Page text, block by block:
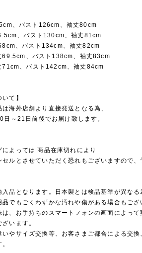
、バスト126cm、袖丈80cm
、バスト130cm、袖丈81cm
、バスト134cm、袖丈82cm
69.5cm、バスト138cm、袖丈83cm
71cm、バスト142cm、袖丈84cm
て】
海外店舗より直接発送となる為、
日～21日前後でお届け致します。
によっては 商品在庫切れにより
ルとさせていただく恐れもございますので、
入品となります。日本製とは検品基準が異なる
でもごくわずかな汚れや傷がある場合もござ
は、お手持ちのスマートフォンの画面によって
います。
いやサイズ交換等、お客さまご都合による交換